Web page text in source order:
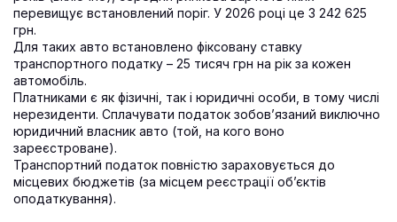
перевищує встановлений поріг. У 2026 році це 3 242 625
грн.
Для таких авто встановлено фіксовану ставку
транспортного податку – 25 тисяч грн на рік за кожен
автомобіль.
Платниками є як фізичні, так і юридичні особи, в тому числі
нерезиденти. Сплачувати податок зобов’язаний виключно
юридичний власник авто (той, на кого воно
зареєстроване).
Транспортний податок повністю зараховується до
місцевих бюджетів (за місцем реєстрації об’єктів
оподаткування).